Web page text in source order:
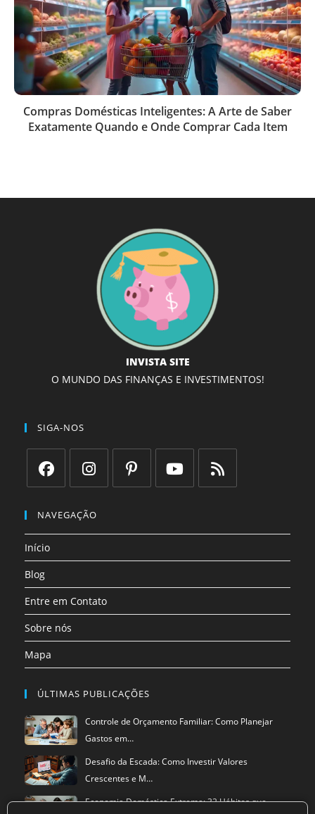
Compras Domésticas Inteligentes: A Arte de Saber
Exatamente Quando e Onde Comprar Cada Item
INVISTA SITE
O MUNDO DAS FINANÇAS E INVESTIMENTOS!
SIGA-NOS
em
uma
nova
aba
em
uma
aba
uma
aba
uma
aba
uma
aba
NAVEGAÇÃO
Início
Blog
Entre em Contato
Sobre nós
Mapa
ÚLTIMAS PUBLICAÇÕES
Controle de Orçamento Familiar: Como Planejar
Gastos em…
Desafio da Escada: Como Investir Valores
Crescentes e M…
Economia Doméstica Extrema: 32 Hábitos que